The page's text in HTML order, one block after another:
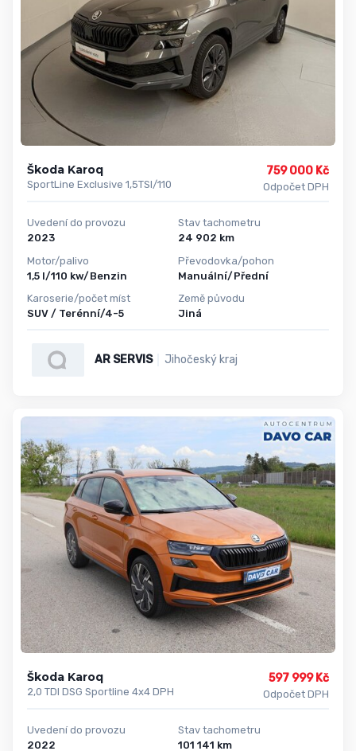
Škoda Karoq
SportLine Exclusive 1,5TSI/110
759 000 Kč
Odpočet DPH
Uvedení do provozu
2023
Motor/palivo
1,5 l/110 kw/Benzin
Karoserie/počet míst
SUV / Terénní/4-5
Stav tachometru
24 902 km
Převodovka/pohon
Manuální/Přední
Země původu
Jiná
AR SERVIS Jihočeský kraj
Škoda Karoq
2,0 TDI DSG Sportline 4x4 DPH
597 999 Kč
Odpočet DPH
Uvedení do provozu
2022
Stav tachometru
101 141 km